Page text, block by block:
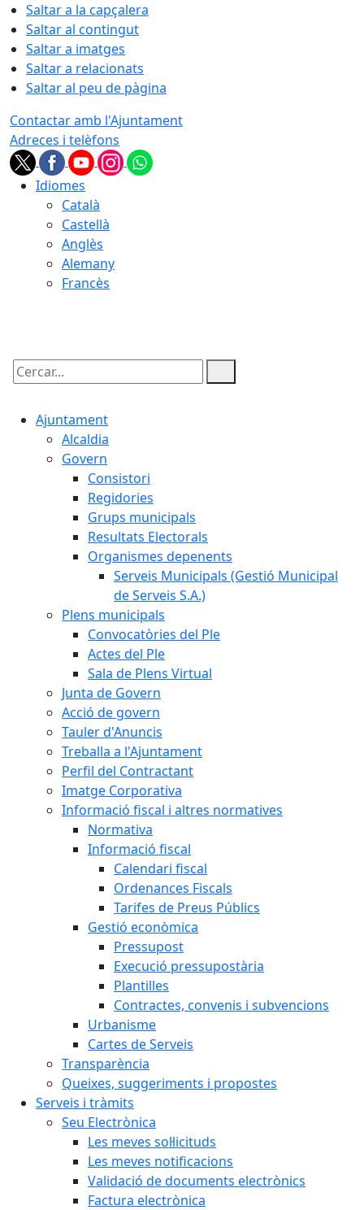
Saltar a la capçalera
Saltar al contingut
Saltar a imatges
Saltar a relacionats
Saltar al peu de pàgina
Contactar amb l'Ajuntament
Adreces i telèfons
Idiomes
Català
Castellà
Anglès
Alemany
Francès
Cercar:
Ajuntament
Alcaldia
Govern
Consistori
Regidories
Grups municipals
Resultats Electorals
Organismes depenents
Serveis Municipals (Gestió Municipal
de Serveis S.A.)
Plens municipals
Convocatòries del Ple
Actes del Ple
Sala de Plens Virtual
Junta de Govern
Acció de govern
Tauler d'Anuncis
Treballa a l'Ajuntament
Perfil del Contractant
Imatge Corporativa
Informació fiscal i altres normatives
Normativa
Informació fiscal
Calendari fiscal
Ordenances Fiscals
Tarifes de Preus Públics
Gestió econòmica
Pressupost
Execució pressupostària
Plantilles
Contractes, convenis i subvencions
Urbanisme
Cartes de Serveis
Transparència
Queixes, suggeriments i propostes
Serveis i tràmits
Seu Electrònica
Les meves sol·licituds
Les meves notificacions
Validació de documents electrònics
Factura electrònica